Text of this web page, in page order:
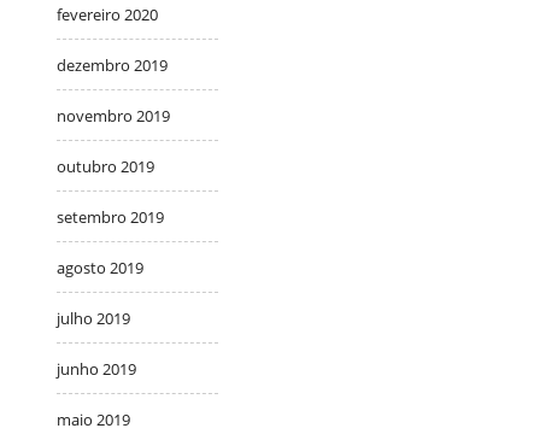
fevereiro 2020
dezembro 2019
novembro 2019
outubro 2019
setembro 2019
agosto 2019
julho 2019
junho 2019
maio 2019